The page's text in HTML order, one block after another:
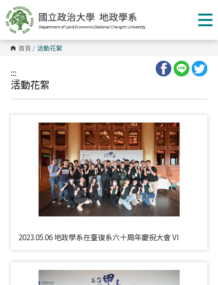
到
主
要
內
容
區 首頁 / 活動花絮
:::
:::
活動花絮
2023.05.06 地政學系在臺復系六十周年慶祝大會 VI